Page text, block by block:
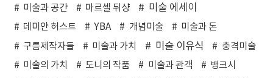
미술과 공간 마르셀 뒤샹 미술 에세이
데미안 허스트 YBA 개념미술
미술과 돈
구름제작자들
미술과 가치 미술 이유식
충격미술
미술의 가치
도니의 작품 미술과 관객
뱅크시